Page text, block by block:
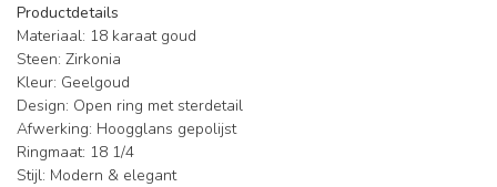
Productdetails
Materiaal: 18 karaat goud
Steen: Zirkonia
Kleur: Geelgoud
Design: Open ring met sterdetail
Afwerking: Hoogglans gepolijst
Ringmaat: 18 1/4
Stijl: Modern & elegant